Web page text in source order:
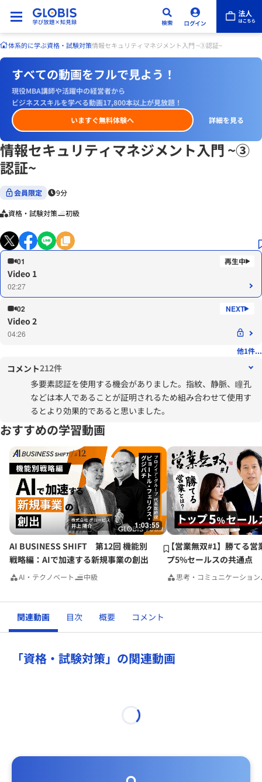
体系的に学ぶ資格・試験対策情報セキュリティマネジメント入門 ~③認証~
すべての動画をフルで見よう！
現役MBA講師や活躍中の経営者から
ビジネススキルを学べる動画17,800本以上が見放題！
いますぐ無料体験へ
詳細を見る
情報セキュリティマネジメント入門 ~③
認証~
会員限定 9分
資格・試験対策 初級
01
Video 1
02:27
02
Video 2
04:26
他1件...
コメント212件
多要素認証を使用する機会がありました。指紋、静脈、瞳孔
などは本人であることが証明されるため組み合わせて使用す
るとより効果的であると思いました。
おすすめの学習動画
1:03:55
AI BUSINESS SHIFT 第12回 機能別
戦略編：AIで加速する新規事業の創出
AI・テクノベート 中級
【営業無双#1】勝てる営
プ5%セールスの共通点
思考・コミュニケーション
関連動画 目次 概要 コメント
「資格・試験対策」の関連動画